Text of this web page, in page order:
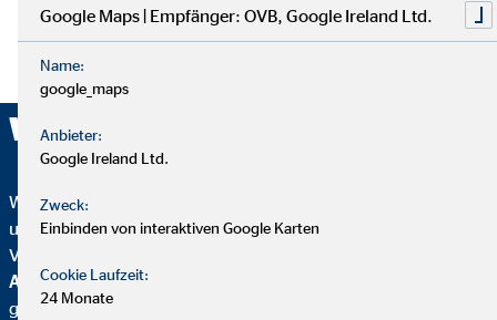
Wir sind ausgezeichnet!
Wir wurden mehrfach ausgezeichnet – ein starkes Zeichen für
unser Engagement in Qualität, Fairness und Nachhaltigkeit.
Von
Altersvorsorgeberatung und als fairster Finanzvertrieb
geehrt. Zusätzlich erhielten wir vom
Google Maps | Empfänger: OVB, Google Ireland Ltd.
Name:
google_maps
Anbieter:
Google Ireland Ltd.
Zweck:
Einbinden von interaktiven Google Karten
Cookie Laufzeit:
24 Monate